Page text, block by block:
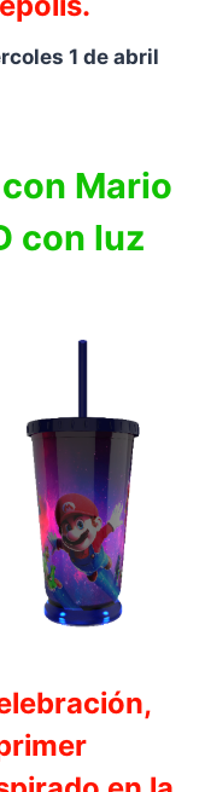
1 de abril
Mario
con luz